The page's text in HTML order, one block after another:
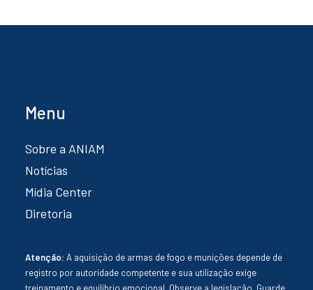
Menu
Sobre a ANIAM
Notícias
Mídia Center
Diretoria
Atenção: A aquisição de armas de fogo e munições depende de
registro por autoridade competente e sua utilização exige